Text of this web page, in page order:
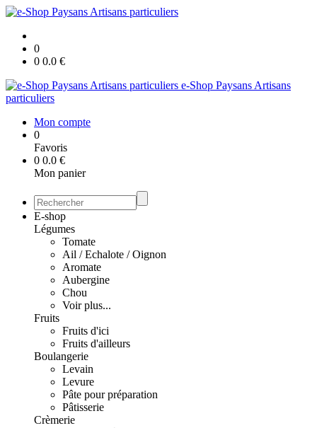
0
0 0.0 €
e-Shop Paysans Artisans
particuliers
Mon compte
0
Favoris
0 0.0 €
Mon panier
E-shop
Légumes
Tomate
Ail / Echalote / Oignon
Aromate
Aubergine
Chou
Voir plus...
Fruits
Fruits d'ici
Fruits d'ailleurs
Boulangerie
Levain
Levure
Pâte pour préparation
Pâtisserie
Crèmerie